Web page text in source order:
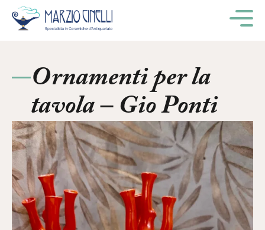
Ornamenti per la
tavola – Gio Ponti